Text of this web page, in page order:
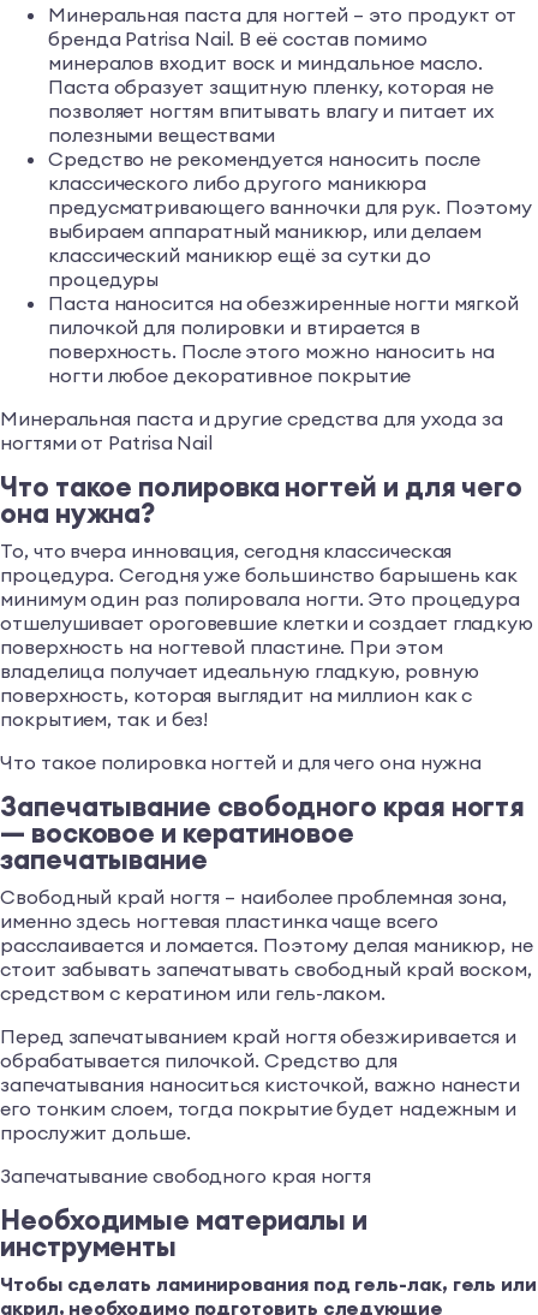
Минеральная паста для ногтей – это продукт от
бренда Patrisa Nail. В её состав помимо
минералов входит воск и миндальное масло.
Паста образует защитную пленку, которая не
позволяет ногтям впитывать влагу и питает их
полезными веществами
Средство не рекомендуется наносить после
классического либо другого маникюра
предусматривающего ванночки для рук. Поэтому
выбираем аппаратный маникюр, или делаем
классический маникюр ещё за сутки до
процедуры
Паста наносится на обезжиренные ногти мягкой
пилочкой для полировки и втирается в
поверхность. После этого можно наносить на
ногти любое декоративное покрытие
Минеральная паста и другие средства для ухода за
ногтями от Patrisa Nail
Что такое полировка ногтей и для чего
она нужна?
То, что вчера инновация, сегодня классическая
процедура. Сегодня уже большинство барышень как
минимум один раз полировала ногти. Это процедура
отшелушивает ороговевшие клетки и создает гладкую
поверхность на ногтевой пластине. При этом
владелица получает идеальную гладкую, ровную
поверхность, которая выглядит на миллион как с
покрытием, так и без!
Что такое полировка ногтей и для чего она нужна
Запечатывание свободного края ногтя
— восковое и кератиновое
запечатывание
Свободный край ногтя – наиболее проблемная зона,
именно здесь ногтевая пластинка чаще всего
расслаивается и ломается. Поэтому делая маникюр, не
стоит забывать запечатывать свободный край воском,
средством с кератином или гель-лаком.
Перед запечатыванием край ногтя обезжиривается и
обрабатывается пилочкой. Средство для
запечатывания наноситься кисточкой, важно нанести
его тонким слоем, тогда покрытие будет надежным и
прослужит дольше.
Запечатывание свободного края ногтя
Необходимые материалы и
инструменты
Чтобы сделать ламинирования под гель-лак, гель или
акрил, необходимо подготовить следующие